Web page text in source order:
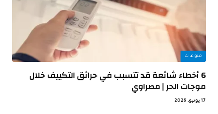
منوعات
6 أخطاء شائعة قد تتسبب في حرائق التكييف خلال
موجات الحر | مصراوي
17 يونيو، 2026